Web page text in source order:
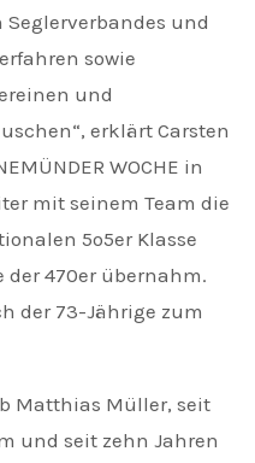
und
sowie
und
erklärt Carsten
WOCHE in
mit seinem Team die
5o5er Klasse
der 470er übernahm.
der 73-Jährige zum
Matthias Müller, seit
und seit zehn Jahren